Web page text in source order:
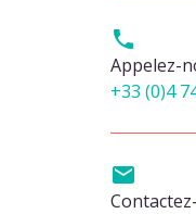

Appelez-
+33 (0)4
